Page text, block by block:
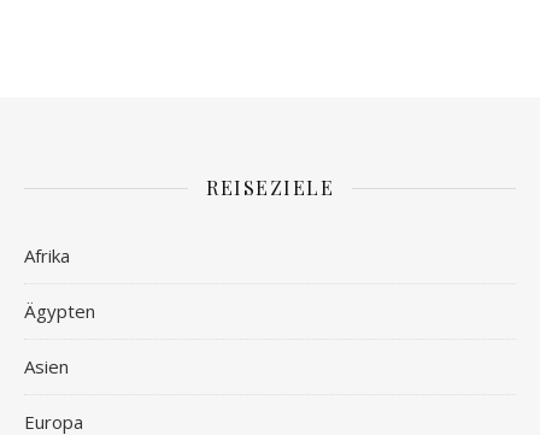
REISEZIELE
Afrika
Ägypten
Asien
Europa